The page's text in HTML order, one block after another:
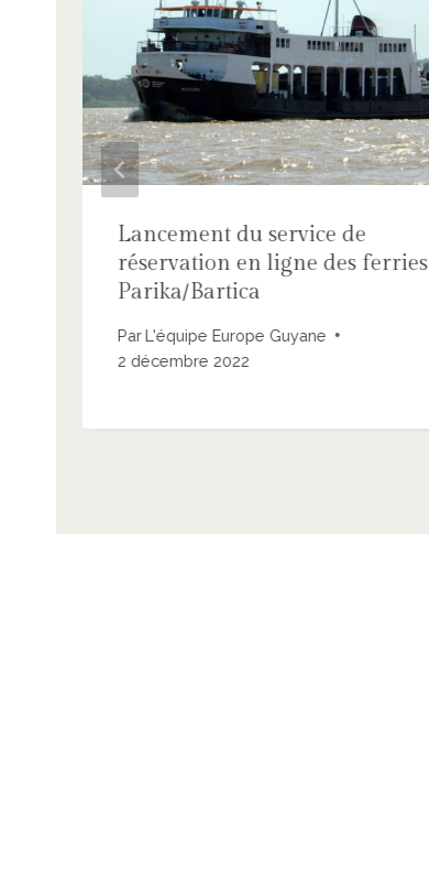
Lancement du service de
réservation en ligne des ferries
Parika/Bartica
ParL'équipe Europe Guyane
2 décembre 2022